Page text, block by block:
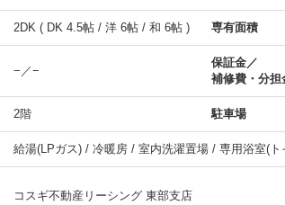
2DK ( DK 4.5帖 / 洋 6帖 / 和 6帖 ) 専有面積
−／−
保証金／
補修費・分担
2階 駐車場
給湯(LPガス) / 冷暖房 / 室内洗濯置場 / 専用浴室(
コスギ不動産リーシング 東部支店